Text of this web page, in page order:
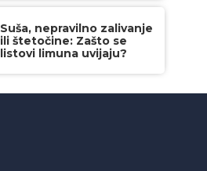
Suša, nepravilno zalivanje
ili štetočine: Zašto se
listovi limuna uvijaju?